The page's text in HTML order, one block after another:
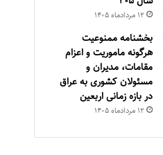
۱۲ مرداد‌ماه ۱۴۰۵
بخشنامه ممنوعیت
هرگونه ماموریت و اعزام
مقامات، مدیران و
مسئولان کشوری به عراق
در بازه زمانی اربعین
۱۲ مرداد‌ماه ۱۴۰۵